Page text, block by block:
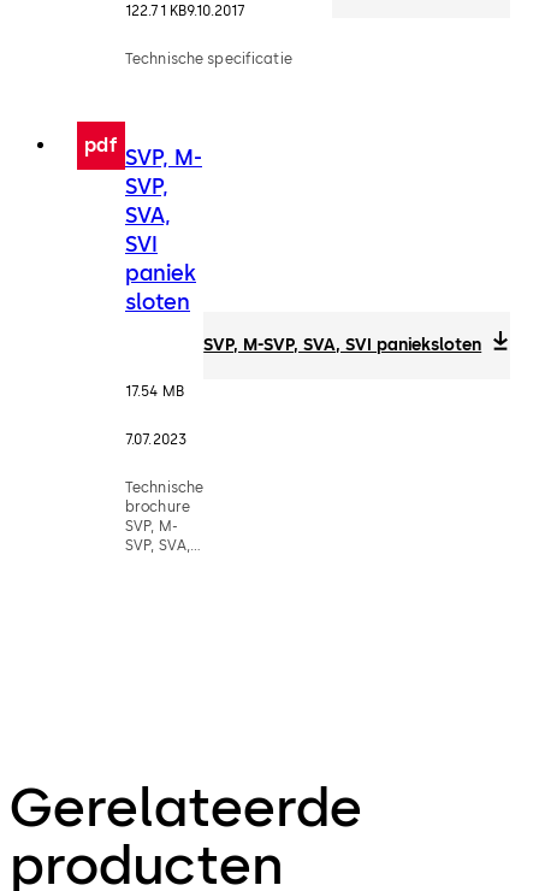
122.71 KB9.10.2017
Technische specificatie
pdf SVP, M-
SVP,
SVA,
SVI
paniek
sloten
17.54 MB
7.07.2023
Technische
brochure
SVP, M-
SVP, SVA,
SVP, M-SVP, SVA, SVI panieksloten
Gerelateerde
producten